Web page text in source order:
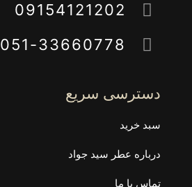
09154121202
051-33660778
دسترسی سریع
سبد خرید
درباره عطر سید جواد
تماس با ما